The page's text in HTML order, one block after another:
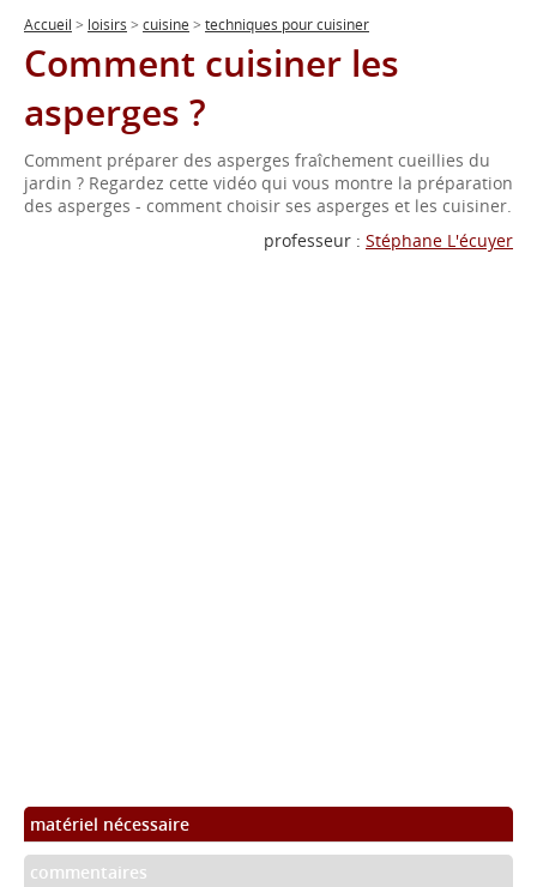
Accueil > loisirs > cuisine > techniques pour cuisiner
Comment cuisiner les
asperges ?
Comment préparer des asperges fraîchement cueillies du
jardin ? Regardez cette vidéo qui vous montre la préparation
des asperges - comment choisir ses asperges et les cuisiner.
professeur : Stéphane L'écuyer
matériel nécessaire
commentaires